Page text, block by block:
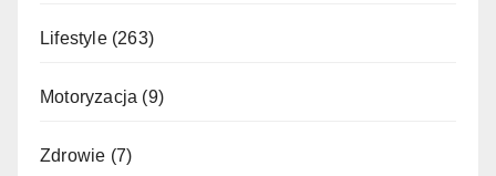
Lifestyle(263)
Motoryzacja (9)
Zdrowie (7)